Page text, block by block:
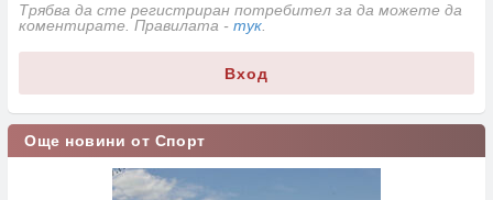
Трябва да сте регистриран потребител за да можете да
коментирате. Правилата - тук
Вход
Още новини от Спорт